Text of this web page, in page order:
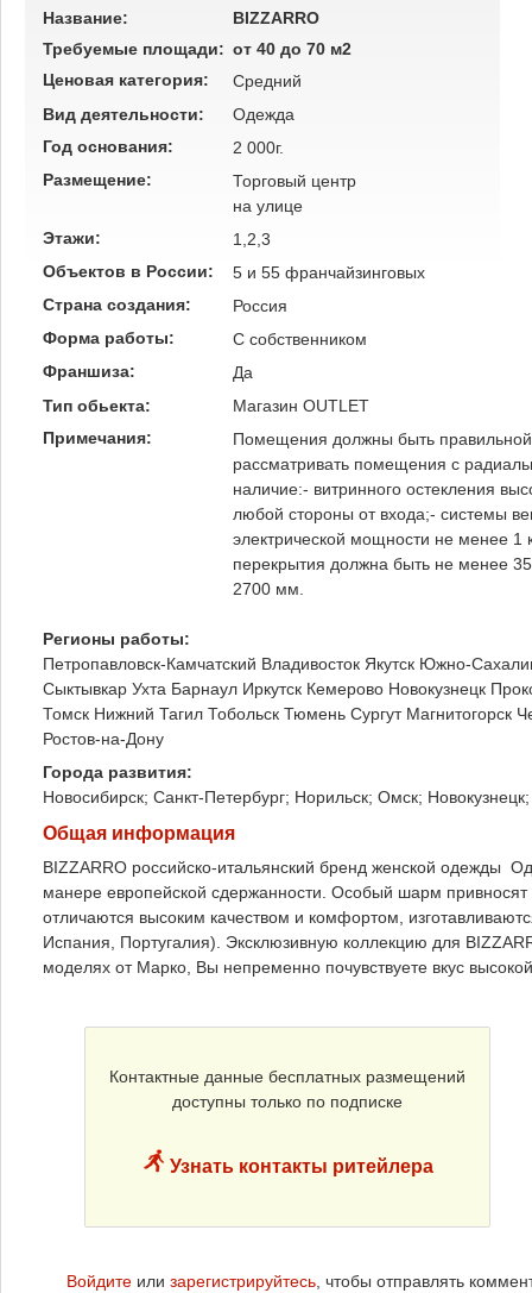
Название:
BIZZARRO
Требуемые площади: от 40 до 70 м2
Ценовая категория:
Средний
Вид деятельности:
Одежда
Год основания:
2 000г.
Размещение:
Торговый центр
на улице
Этажи:
1,2,3
Объектов в России:
5 и 55 франчайзинговых
Страна создания:
Россия
Форма работы:
C собственником
Франшиза:
Да
Тип обьекта:
Магазин OUTLET
Примечания:
Помещения должны быть
рассматривать помещения с
наличие:- витринного остекления
любой стороны от входа;- системы
электрической мощности не менее
перекрытия должна быть не менее
2700 мм.
Регионы работы:
Петропавловск-Камчатский Владивосток Якутск Южно-
Сыктывкар Ухта Барнаул Иркутск Кемерово Новокузнецк
Томск Нижний Тагил Тобольск Тюмень Сургут Магнитогорск
Ростов-на-Дону
Города развития:
Новосибирск; Санкт-Петербург; Норильск; Омск;
Общая информация
BIZZARRO российско-итальянский бренд женской одежды
манере европейской сдержанности. Особый шарм
отличаются высоким качеством и комфортом,
Испания, Португалия). Эксклюзивную коллекцию для
моделях от Марко, Вы непременно почувствуете вкус
Контактные данные бесплатных размещений
доступны только по подписке
Узнать контакты ритейлера
Войдите или зарегистрируйтесь, чтобы отправлять